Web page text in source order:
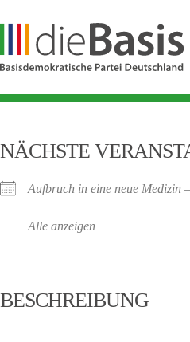
springen
NÄCHSTE
Aufbruch in eine neue Medizin
Alle anzeigen
BESCHREIBUNG